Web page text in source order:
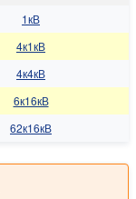
1кВ
4к1кВ
4к4кВ
6к16кВ
62к16кВ